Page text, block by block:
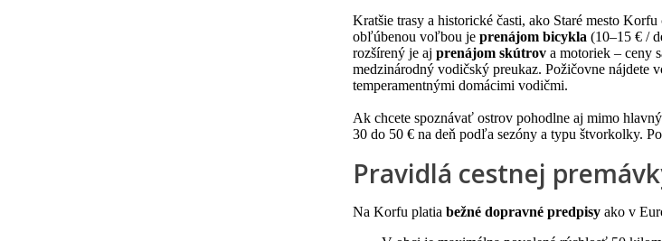
Kratšie trasy a historické časti, ako Staré mesto
obľúbenou voľbou je prenájom bicykla (10–15 € /
rozšírený je aj prenájom skútrov a motoriek – ceny
medzinárodný vodičský preukaz. Požičovne nájdete
temperamentnými domácimi vodičmi.
Ak chcete spoznávať ostrov pohodlne aj mimo
30 do 50 € na deň podľa sezóny a typu štvorkolky.
Pravidlá cestnej
Na Korfu platia bežné dopravné predpisy ako v